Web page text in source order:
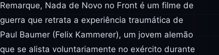
Remarque, Nada de Novo no Front é um filme de
guerra que retrata a experiência traumática de
Paul Baumer (Felix Kammerer), um jovem alemão
que se alista voluntariamente no exército durante